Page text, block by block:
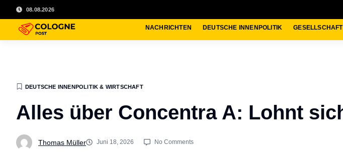
08.08.2026
NACHRICHTEN DEUTSCHE INNENPOLITIK GESELLSCHAFT
DEUTSCHE INNENPOLITIK & WIRTSCHAFT
Alles über Concentra A: Lohnt
Thomas Müller Juni 18, 2026 No Comments